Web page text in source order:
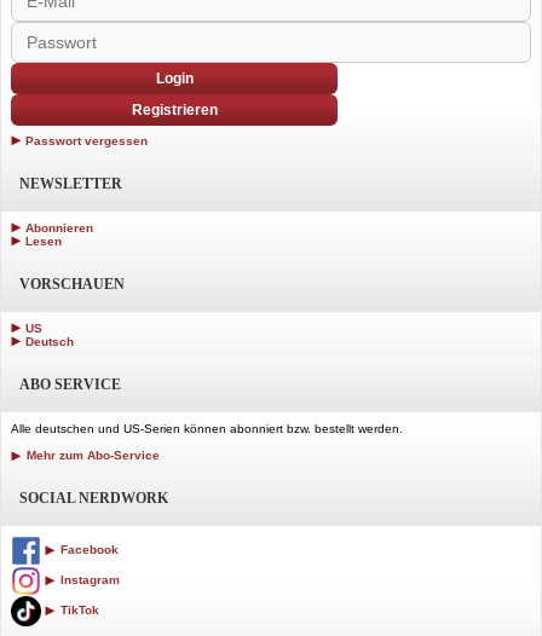
Login
Registrieren
Passwort vergessen
NEWSLETTER
Abonnieren
Lesen
VORSCHAUEN
US
Deutsch
ABO SERVICE
Alle deutschen und US-Serien können abonniert bzw. bestellt werden.
Mehr zum Abo-Service
SOCIAL NERDWORK
Facebook
Instagram
TikTok